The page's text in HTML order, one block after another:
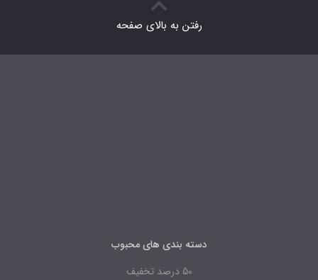
رفتن به بالای صفحه
دسته بندی های محبوب
50 درصد تخفیف